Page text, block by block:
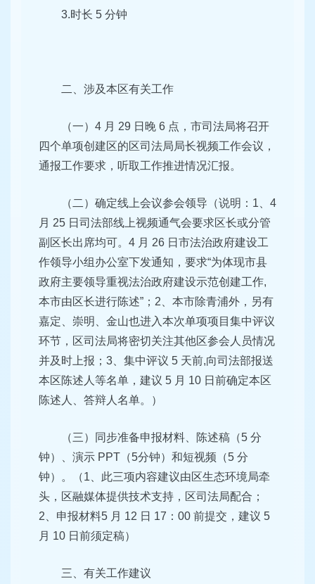
3.时长 5 分钟
二、涉及本区有关工作
（一）4 月 29 日晚 6 点，市司法局将召开
四个单项创建区的区司法局局长视频工作会议，
通报工作要求，听取工作推进情况汇报。
（二）确定线上会议参会领导（说明：1、4
月 25 日司法部线上视频通气会要求区长或分管
副区长出席均可。4 月 26 日市法治政府建设工
作领导小组办公室下发通知，要求“为体现市县
政府主要领导重视法治政府建设示范创建工作,
本市由区长进行陈述”；2、本市除青浦外，另有
嘉定、崇明、金山也进入本次单项项目集中评议
环节，区司法局将密切关注其他区参会人员情况
并及时上报；3、集中评议 5 天前,向司法部报送
本区陈述人等名单，建议 5 月 10 日前确定本区
陈述人、答辩人名单。）
（三）同步准备申报材料、陈述稿（5 分
钟）、演示 PPT（5分钟）和短视频（5 分
钟）。（1、此三项内容建议由区生态环境局牵
头，区融媒体提供技术支持，区司法局配合；
2、申报材料5 月 12 日 17：00 前提交，建议 5
月 10 日前须定稿）
三、有关工作建议